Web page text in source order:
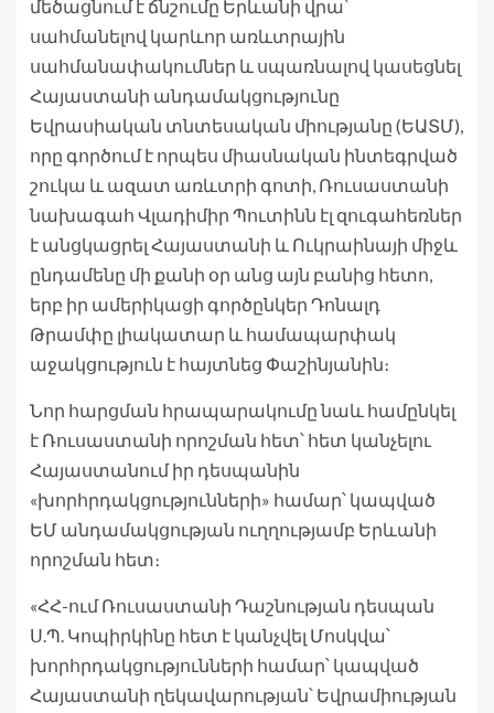
մեծացնում է ճնշումը Երևանի վրա՝
սահմանելով կարևոր առևտրային
սահմանափակումներ և սպառնալով կասեցնել
Հայաստանի անդամակցությունը
Եվրասիական տնտեսական միությանը (ԵԱՏՄ),
որը գործում է որպես միասնական ինտեգրված
շուկա և ազատ առևտրի գոտի, Ռուսաստանի
նախագահ Վլադիմիր Պուտինն էլ զուգահեռներ
է անցկացրել Հայաստանի և Ուկրաինայի միջև
ընդամենը մի քանի օր անց այն բանից հետո,
երբ իր ամերիկացի գործընկեր Դոնալդ
Թրամփը լիակատար և համապարփակ
աջակցություն է հայտնեց Փաշինյանին։
Նոր հարցման հրապարակումը նաև համընկել
է Ռուսաստանի որոշման հետ՝ հետ կանչելու
Հայաստանում իր դեսպանին
«խորհրդակցությունների» համար՝ կապված
ԵՄ անդամակցության ուղղությամբ Երևանի
որոշման հետ։
«ՀՀ-ում Ռուսաստանի Դաշնության դեսպան
Ս.Պ. Կոպիրկինը հետ է կանչվել Մոսկվա՝
խորհրդակցությունների համար՝ կապված
Հայաստանի ղեկավարության՝ Եվրամիության